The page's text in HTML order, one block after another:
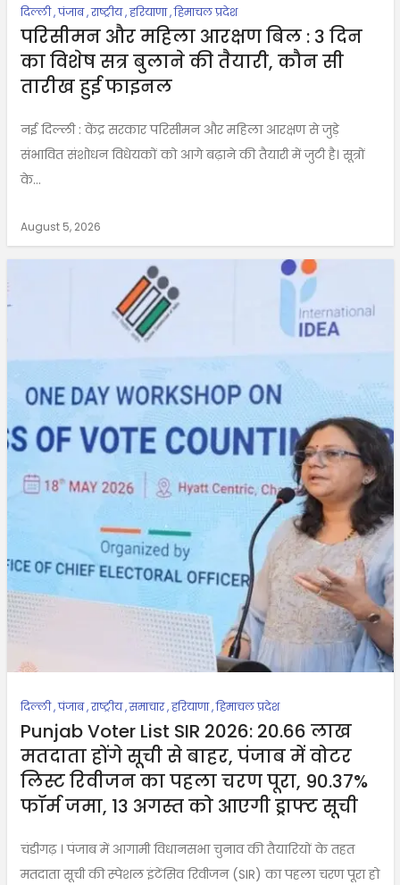
दिल्ली,पंजाब,राष्ट्रीय,हरियाणा,हिमाचल प्रदेश
परिसीमन और महिला आरक्षण बिल : 3 दिन
का विशेष सत्र बुलाने की तैयारी, कौन सी
तारीख हुई फाइनल
नई दिल्ली : केंद्र सरकार परिसीमन और महिला आरक्षण से जुड़े
संभावित संशोधन विधेयकों को आगे बढ़ाने की तैयारी में जुटी है। सूत्रों
के...
August 5, 2026
दिल्ली,पंजाब,राष्ट्रीय,समाचार,हरियाणा,हिमाचल प्रदेश
Punjab Voter List SIR 2026: 20.66 लाख
मतदाता होंगे सूची से बाहर, पंजाब में वोटर
लिस्ट रिवीजन का पहला चरण पूरा, 90.37%
फॉर्म जमा, 13 अगस्त को आएगी ड्राफ्ट सूची
चंडीगढ़ । पंजाब में आगामी विधानसभा चुनाव की तैयारियों के तहत
मतदाता सूची की स्पेशल इंटेंसिव रिवीजन (SIR) का पहला चरण पूरा हो